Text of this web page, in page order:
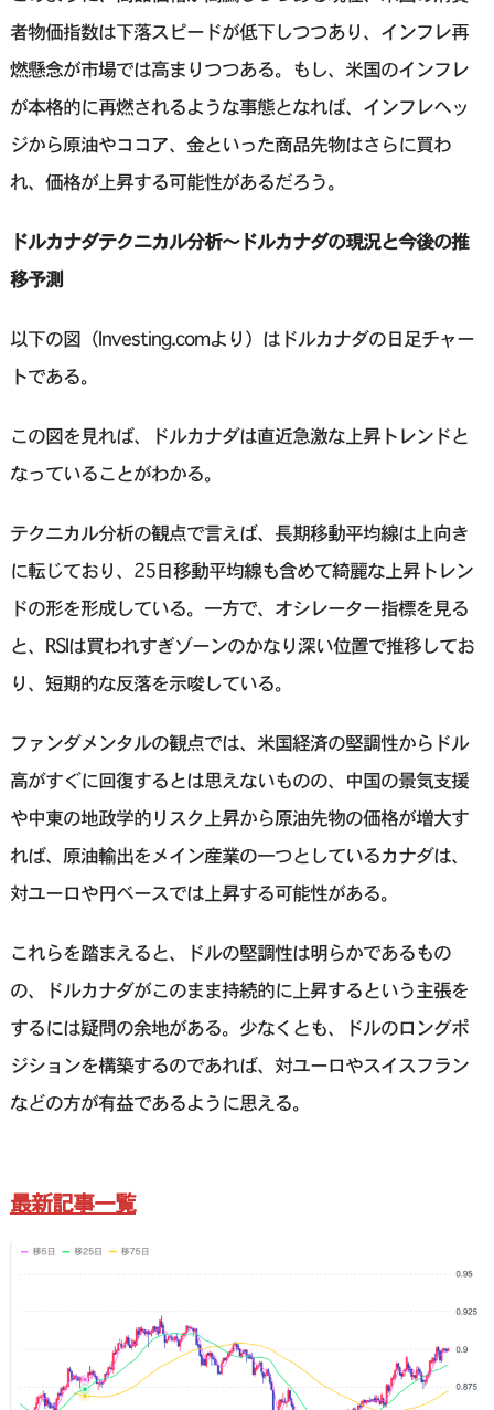
者物価指数は下落スピードが低下しつつあり、インフレ再
燃懸念が市場では高まりつつある。もし、米国のインフレ
が本格的に再燃されるような事態となれば、インフレヘッ
ジから原油やココア、金といった商品先物はさらに買わ
れ、価格が上昇する可能性があるだろう。
ドルカナダテクニカル分析〜ドルカナダの現況と今後の推
移予測
以下の図（Investing.comより）はドルカナダの日足チャー
トである。
この図を見れば、ドルカナダは直近急激な上昇トレンドと
なっていることがわかる。
テクニカル分析の観点で言えば、長期移動平均線は上向き
に転じており、25日移動平均線も含めて綺麗な上昇トレン
ドの形を形成している。一方で、オシレーター指標を見る
と、RSIは買われすぎゾーンのかなり深い位置で推移してお
り、短期的な反落を示唆している。
ファンダメンタルの観点では、米国経済の堅調性からドル
高がすぐに回復するとは思えないものの、中国の景気支援
や中東の地政学的リスク上昇から原油先物の価格が増大す
れば、原油輸出をメイン産業の一つとしているカナダは、
対ユーロや円ベースでは上昇する可能性がある。
これらを踏まえると、ドルの堅調性は明らかであるもの
の、ドルカナダがこのまま持続的に上昇するという主張を
するには疑問の余地がある。少なくとも、ドルのロングポ
ジションを構築するのであれば、対ユーロやスイスフラン
などの方が有益であるように思える。
最新記事一覧